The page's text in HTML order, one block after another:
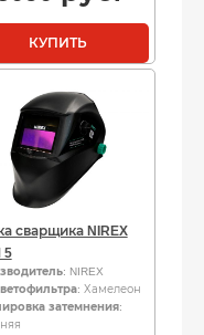
КУПИТЬ
сварщика NIREX
5
: NIREX
: Хамелеон
затемнения: